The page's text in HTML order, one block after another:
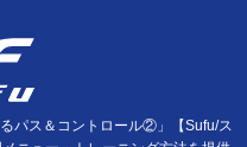
パス＆コントロール②」【Sufu/ス